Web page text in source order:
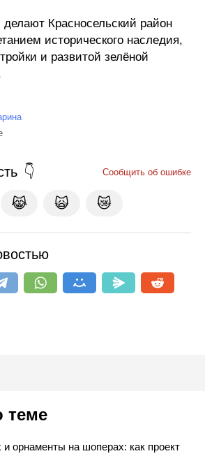
теме
Красносельский район
исторического наследия,
и развитой зелёной
Сообщить об ошибке
😹 🙀 😿